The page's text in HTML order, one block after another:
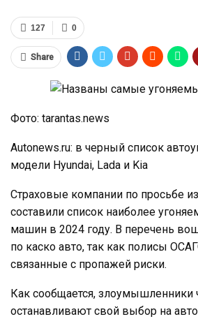
0
127
Share
Фото: tarantas.news
Autonews.ru: в черный список
модели Hyundai, Lada и Kia
Страховые компании по просьбе
составили список наиболее
машин в 2024 году. В перечень
по каско авто, так как полисы
связанные с пропажей риски.
Как сообщается, злоумышленники
останавливают свой выбор на